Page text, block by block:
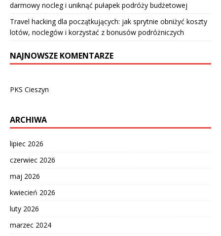
darmowy nocleg i uniknąć pułapek podróży budżetowej
Travel hacking dla początkujących: jak sprytnie obniżyć koszty
lotów, noclegów i korzystać z bonusów podróżniczych
NAJNOWSZE KOMENTARZE
PKS Cieszyn
ARCHIWA
lipiec 2026
czerwiec 2026
maj 2026
kwiecień 2026
luty 2026
marzec 2024